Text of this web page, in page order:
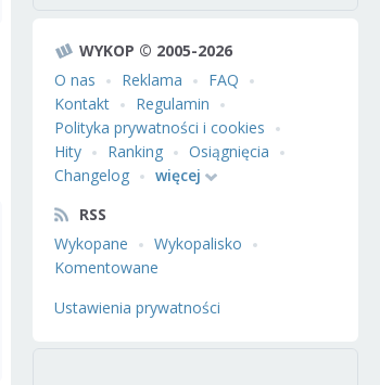
WYKOP © 2005-2026
O nas
Reklama
FAQ
Kontakt
Regulamin
Polityka prywatności i cookies
Hity
Ranking
Osiągnięcia
Changelog
więcej
RSS
Wykopane
Wykopalisko
Komentowane
Ustawienia prywatności